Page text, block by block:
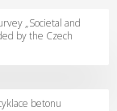
„Societal and
by the Czech
betonu